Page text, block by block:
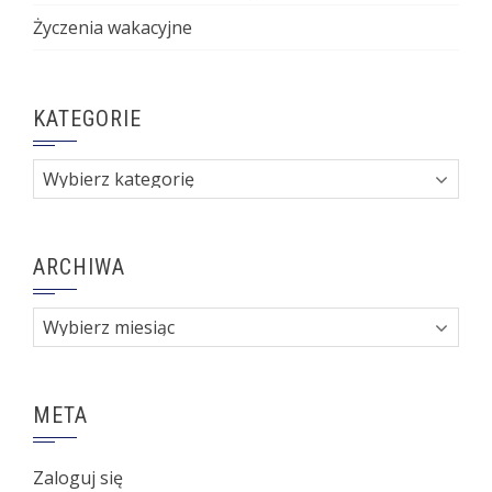
Życzenia wakacyjne
KATEGORIE
Kategorie
ARCHIWA
Archiwa
META
Zaloguj się